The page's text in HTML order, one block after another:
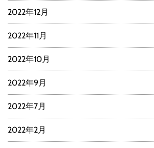
2022年12月
2022年11月
2022年10月
2022年9月
2022年7月
2022年2月